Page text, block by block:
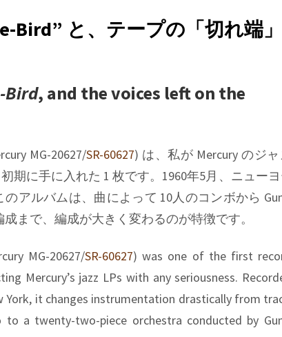
Bird” と、テープの「切れ端
Bird, and the voices left on the
MG-20627/SR-60627) は、私が Mercury のジ
期に手に入れた 1 枚です。1960年5月、ニュー
のアルバムは、曲によって 10人のコンボから
まで、編成が大きく変わるのが特徴です。
MG-20627/SR-60627) was one of the first
Mercury’s jazz LPs with any seriousness.
York, it changes instrumentation drastically from
a twenty-two-piece orchestra conducted by